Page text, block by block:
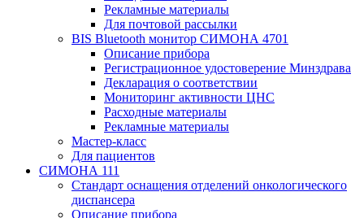
Рекламные материалы
Для почтовой рассылки
BIS Bluetooth монитор СИМОНА 4701
Описание прибора
Регистрационное удостоверение Минздрава
Декларация о соответствии
Мониторинг активности ЦНС
Расходные материалы
Рекламные материалы
Мастер-класс
Для пациентов
СИМОНА 111
Стандарт оснащения отделений онкологического
диспансера
Описание прибора